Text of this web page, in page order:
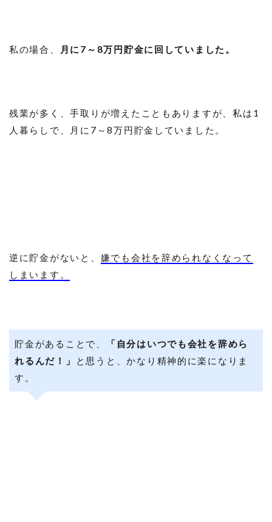
私の場合、 月に7～8万円貯金に回していました。
残業が多く、手取りが増えたこともありますが、私は1
人暮らしで、月に7～8万円貯金していました。
逆に貯金がないと、 嫌でも会社を辞められなくなって
しまいます。
貯金があることで、
「自分はいつでも会社を辞めら
れるんだ！」
と思うと、かなり精神的に楽になりま
す。